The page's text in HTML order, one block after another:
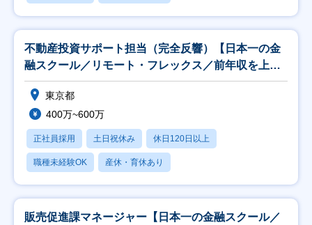
不動産投資サポート担当（完全反響）【日本一の金
融スクール／リモート・フレックス／前年収を上回
る提示】
東京都
400万~600万
正社員採用 土日祝休み 休日120日以上
職種未経験OK 産休・育休あり
販売促進課マネージャー【日本一の金融スクール／